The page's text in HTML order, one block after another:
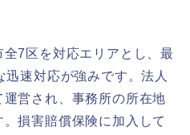
7区を対応エリアとし、最
速対応が強みです。法人
営され、事務所の所在地
損害賠償保険に加入して